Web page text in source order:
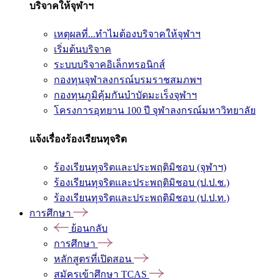
บริจาคให้จุฬาฯ
เหตุผลที่...ทำไมต้องบริจาคให้จุฬาฯ
เริ่มต้นบริจาค
ระบบบริจาคอิเล็กทรอนิกส์
กองทุนจุฬาลงกรณ์บรมราชสมภพฯ
กองทุนภูมิคุ้มกันบำบัดมะเร็งจุฬาฯ
โครงการอุทยาน 100 ปี จุฬาลงกรณ์มหาวิทยาลัย
แจ้งเรื่องร้องเรียนทุจริต
ร้องเรียนทุจริตและประพฤติมิชอบ (จุฬาฯ)
ร้องเรียนทุจริตและประพฤติมิชอบ (ป.ป.ช.)
ร้องเรียนทุจริตและประพฤติมิชอบ (ป.ป.ท.)
การศึกษา
ย้อนกลับ
การศึกษา
หลักสูตรที่เปิดสอน
สมัครเข้าศึกษา TCAS